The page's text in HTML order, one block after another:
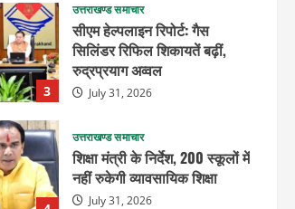
3
उत्तराखण्ड समाचार
सीएम हेल्पलाइन रिपोर्ट: गैस
सिलिंडर रिफिल शिकायतें बढ़ीं,
रुद्रप्रयाग अव्वल
July 31, 2026
उत्तराखण्ड समाचार
शिक्षा मंत्री के निर्देश, 200 स्कूलों में
नहीं रुकेगी व्यावसायिक शिक्षा
July 31, 2026